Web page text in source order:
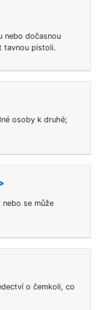
nebo dočasnou
tavnou pistoli.
osoby k druhé;
se může
o čemkoli, co